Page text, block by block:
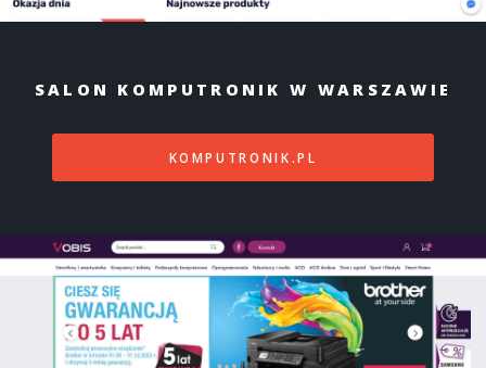
SALON KOMPUTRONIK W WARSZAWIE
KOMPUTRONIK.PL